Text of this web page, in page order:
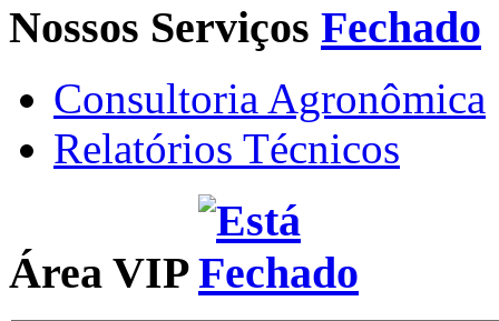
Nossos Serviços
Consultoria Agronômica
Relatórios Técnicos
Área VIP